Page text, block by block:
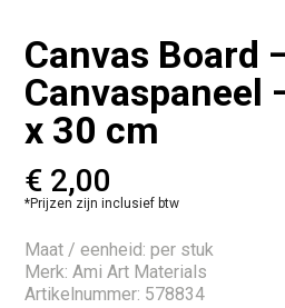
Canvas Board
Canvaspaneel
x 30 cm
€ 2,00
*Prijzen zijn inclusief btw
Maat / eenheid: per stuk
Merk: Ami Art Materials
Artikelnummer: 578834